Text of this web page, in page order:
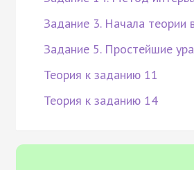
Задание 3. Начала теории
Задание 5. Простейшие
Теория к заданию 11
Теория к заданию 14